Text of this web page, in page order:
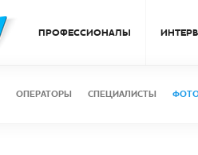
ПРОФЕССИОНАЛЫ
ОПЕРАТОРЫ СПЕЦИАЛИСТЫ